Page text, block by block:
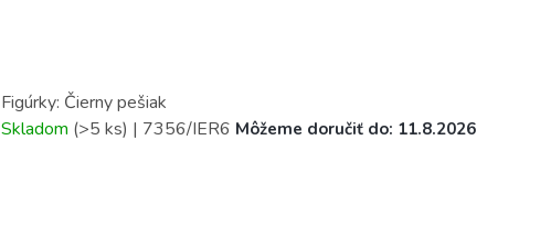
Figúrky: Čierny pešiak
Skladom (>5 ks) | 7356/IER6 Môžeme doručiť do: 11.8.2026